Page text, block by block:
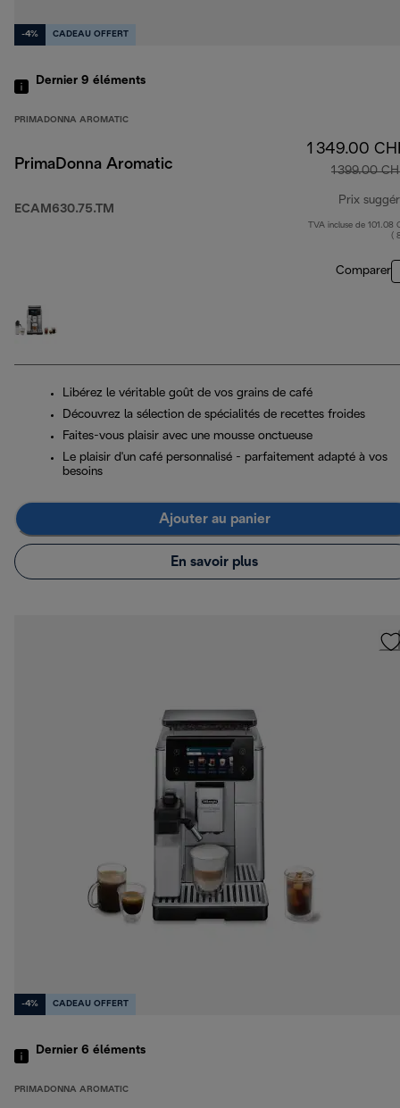
-4% CADEAU OFFERT
Dernier 9 éléments
PRIMADONNA AROMATIC
PrimaDonna Aromatic
ECAM630.75.TM
1 349.00
1 399.00
Prix
TVA incluse de 101.08
(
Comparer
Libérez le véritable goût de vos grains de café
Découvrez la sélection de spécialités de recettes froides
Faites-vous plaisir avec une mousse onctueuse
Le plaisir d'un café personnalisé - parfaitement adapté à vos
besoins
Ajouter au panier
En savoir plus
-4% CADEAU OFFERT
Dernier 6 éléments
PRIMADONNA AROMATIC